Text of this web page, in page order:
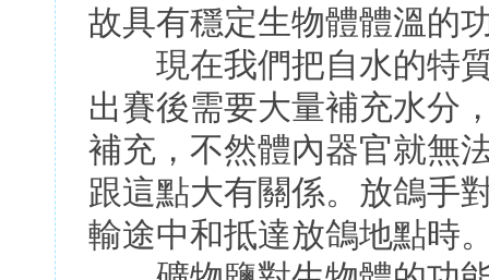
故具有穩定生物體體溫的
現在我們把自水的特質
出賽後需要大量補充水分
補充，不然體內器官就無
跟這點大有關係。放鴿手
輸途中和抵達放鴿地點時